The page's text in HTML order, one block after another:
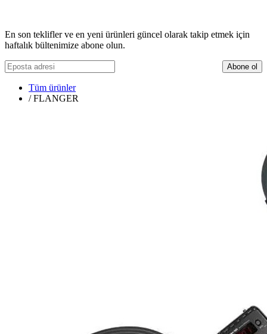
En son teklifler ve en yeni ürünleri güncel olarak takip etmek için
haftalık bültenimize abone olun.
Abone ol
Tüm ürünler
/FLANGER